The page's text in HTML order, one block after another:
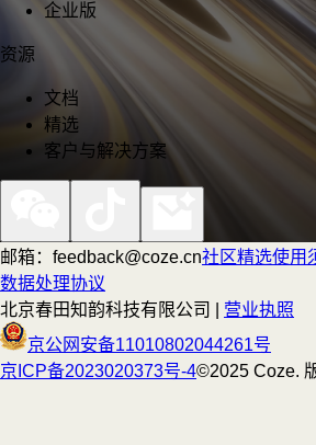
企业版
资源
文档
精选
客户与解决方案
邮箱：feedback@coze.cn社区精选使用
数据处理协议
北京春田知韵科技有限公司 |
营业执照
京公网安备11010802044261号
京ICP备2023020373号-4©2025 Coze.